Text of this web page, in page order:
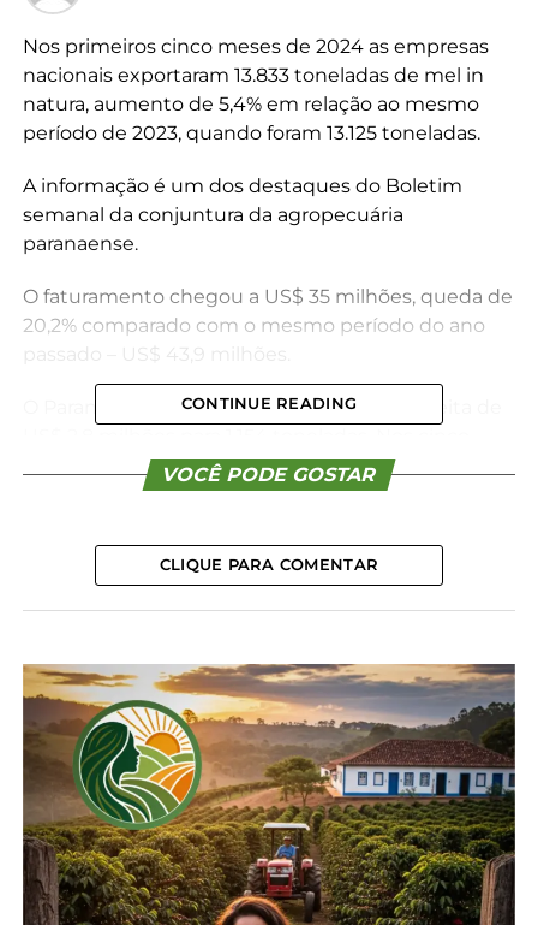
Nos primeiros cinco meses de 2024 as empresas
nacionais exportaram 13.833 toneladas de mel in
natura, aumento de 5,4% em relação ao mesmo
período de 2023, quando foram 13.125 toneladas.
A informação é um dos destaques do Boletim
semanal da conjuntura da agropecuária
paranaense.
O faturamento chegou a US$ 35 milhões, queda de
20,2% comparado com o mesmo período do ano
passado – US$ 43,9 milhões.
O Paraná ocupou a quarta posição, com receita de
meses de 2023 tinham sido 401 toneladas a um
custo de US$ 1,3 milhão. O principal destino do mel
Compartilhe isso:
Facebook 18+
Relacionado
Paraná ocupa 4ª posição
Confira a situação da soja,
CONTINUE READING
VOCÊ PODE GOSTAR
CLIQUE PARA COMENTAR